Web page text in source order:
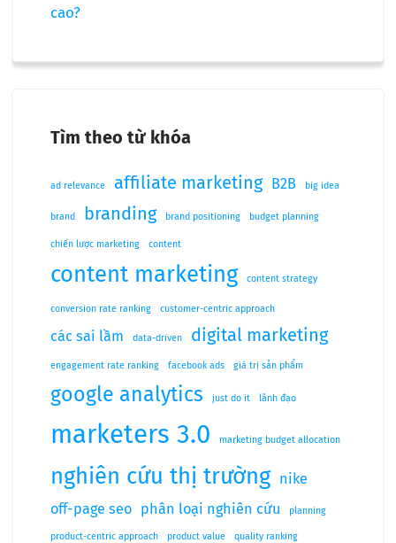
cao?
Tìm theo từ khóa
ad relevance affiliate marketing B2B big idea
brand branding brand positioning budget planning
chiến lược marketing content
content marketing content strategy
conversion rate ranking customer-centric approach
các sai lầm data-driven digital marketing
engagement rate ranking facebook ads giá trị sản phẩm
google analytics just do it lãnh đạo
marketers 3.0 marketing budget allocation
nghiên cứu thị trường
nike
off-page seo
phân loại nghiên cứu planning
product-centric approach product value quality ranking